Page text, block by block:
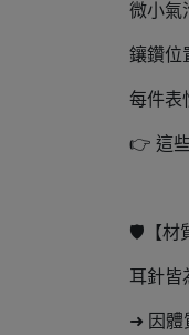
微小氣
鑲鑽位
每件表
👉 這
🛡️【材
耳針皆
➜ 因體